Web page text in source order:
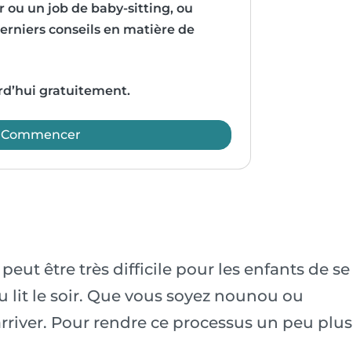
ou un job de baby-sitting, ou
conseils en matière de
gratuitement.
Commencer
être très difficile pour les enfants de se
lit le soir. Que vous soyez nounou ou
Pour rendre ce processus un peu plus